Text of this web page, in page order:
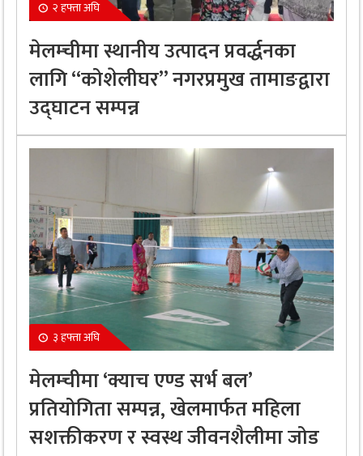
२ हफ्ता अघि
मेलम्चीमा स्थानीय उत्पादन प्रवर्द्धनका
लागि “कोशेलीघर” नगरप्रमुख तामाङद्वारा
उद्घाटन सम्पन्न
३ हफ्ता अघि
मेलम्चीमा ‘क्याच एण्ड सर्भ बल’
प्रतियोगिता सम्पन्न, खेलमार्फत महिला
सशक्तीकरण र स्वस्थ जीवनशैलीमा जोड